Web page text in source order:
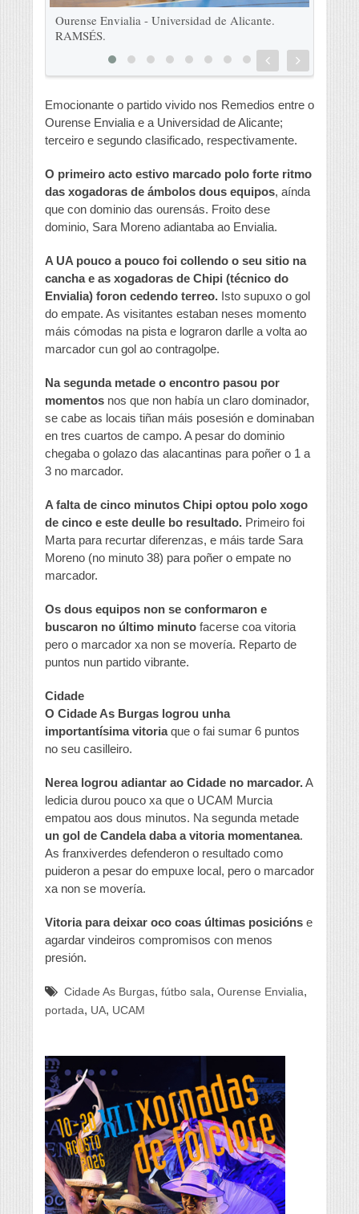
Ourense Envialia - Universidad de Alicante.
RAMSÉS.
Emocionante o partido vivido nos Remedios entre o
Ourense Envialia e a Universidad de Alicante;
terceiro e segundo clasificado, respectivamente.
O primeiro acto estivo marcado polo forte ritmo
das xogadoras de ámbolos dous equipos, aínda
que con dominio das ourensás. Froito dese
dominio, Sara Moreno adiantaba ao Envialia.
A UA pouco a pouco foi collendo o seu sitio na
cancha e as xogadoras de Chipi (técnico do
Envialia) foron cedendo terreo. Isto supuxo o gol
do empate. As visitantes estaban neses momento
máis cómodas na pista e lograron darlle a volta ao
marcador cun gol ao contragolpe.
Na segunda metade o encontro pasou por
momentos nos que non había un claro dominador,
se cabe as locais tiñan máis posesión e dominaban
en tres cuartos de campo. A pesar do dominio
chegaba o golazo das alacantinas para poñer o 1 a
3 no marcador.
A falta de cinco minutos Chipi optou polo xogo
de cinco e este deulle bo resultado. Primeiro foi
Marta para recurtar diferenzas, e máis tarde Sara
Moreno (no minuto 38) para poñer o empate no
marcador.
Os dous equipos non se conformaron e
buscaron no último minuto facerse coa vitoria
pero o marcador xa non se movería. Reparto de
puntos nun partido vibrante.
Cidade
O Cidade As Burgas logrou unha
importantísima vitoriaque o fai sumar 6 puntos
no seu casilleiro.
Nerea logrou adiantar ao Cidade no marcador.A
ledicia durou pouco xa que o UCAM Murcia
empatou aos dous minutos. Na segunda metade
un gol de Candela daba a vitoria momentanea.
As franxiverdes defenderon o resultado como
puideron a pesar do empuxe local, pero o marcador
xa non se movería.
Vitoria para deixar oco coas últimas posicións e
agardar vindeiros compromisos con menos
presión.
Cidade As Burgas, fútbo sala, Ourense Envialia,
portada, UA, UCAM